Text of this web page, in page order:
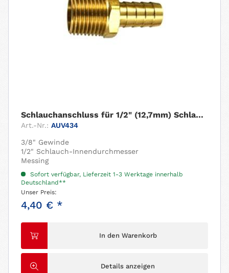
Schlauchanschluss für 1/2" (12,7mm) Schlauch....
Art.-Nr.: AUV434
3/8" Gewinde
1/2" Schlauch-Innendurchmesser
Messing
Sofort verfügbar, Lieferzeit 1-3 Werktage innerhalb
Deutschland**
Unser Preis:
4,40 € *
In den Warenkorb
Details anzeigen